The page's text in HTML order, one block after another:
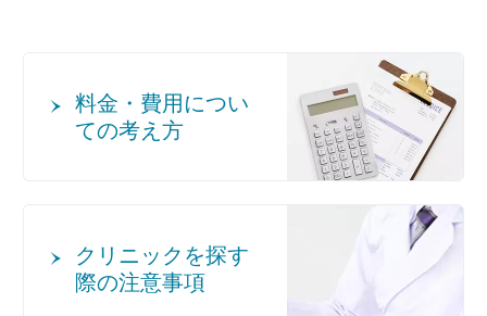
料金・費用につい
ての考え方
クリニックを探す
際の注意事項